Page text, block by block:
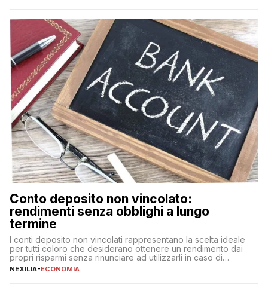
fare se non […]
Conto deposito non vincolato:
rendimenti senza obblighi a lungo
termine
I conti deposito non vincolati rappresentano la scelta ideale
per tutti coloro che desiderano ottenere un rendimento dai
propri risparmi senza rinunciare ad utilizzarli in caso di
necessità. A differenza delle forme vincolate tradizionali,
NEXILIA-ECONOMIA